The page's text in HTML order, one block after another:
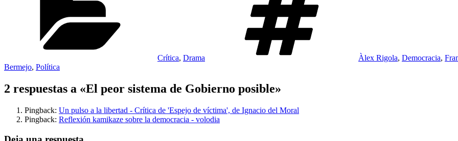
Crítica, Drama Àlex Rigola, Democracia,
Bermejo, Política
2 respuestas a «El peor sistema de Gobierno posible»
Pingback: Un pulso a la libertad - Crítica de 'Espejo de víctima', de Ignacio del Moral
Pingback: Reflexión kamikaze sobre la democracia - volodia